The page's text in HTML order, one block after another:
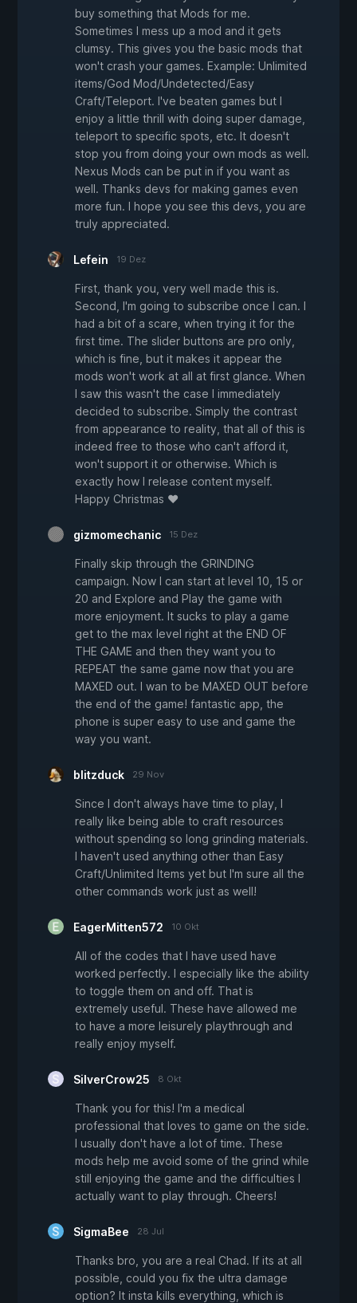
buy something that Mods for me.
Sometimes I mess up a mod and it gets
clumsy. This gives you the basic mods that
won't crash your games. Example: Unlimited
items/God Mod/Undetected/Easy
Craft/Teleport. I've beaten games but I
enjoy a little thrill with doing super damage,
teleport to specific spots, etc. It doesn't
stop you from doing your own mods as well.
Nexus Mods can be put in if you want as
well. Thanks devs for making games even
more fun. I hope you see this devs, you are
truly appreciated.
Lefein 19 Dez
First, thank you, very well made this is.
Second, I'm going to subscribe once I can. I
had a bit of a scare, when trying it for the
first time. The slider buttons are pro only,
which is fine, but it makes it appear the
mods won't work at all at first glance. When
I saw this wasn't the case I immediately
decided to subscribe. Simply the contrast
from appearance to reality, that all of this is
indeed free to those who can't afford it,
won't support it or otherwise. Which is
exactly how I release content myself.
Happy Christmas ♥
gizmomechanic 15 Dez
Finally skip through the GRINDING
campaign. Now I can start at level 10, 15 or
20 and Explore and Play the game with
more enjoyment. It sucks to play a game
get to the max level right at the END OF
THE GAME and then they want you to
REPEAT the same game now that you are
MAXED out. I wan to be MAXED OUT before
the end of the game! fantastic app, the
phone is super easy to use and game the
way you want.
blitzduck 29 Nov
Since I don't always have time to play, I
really like being able to craft resources
without spending so long grinding materials.
I haven't used anything other than Easy
Craft/Unlimited Items yet but I'm sure all the
other commands work just as well!
EagerMitten572 10 Okt
All of the codes that I have used have
worked perfectly. I especially like the ability
to toggle them on and off. That is
extremely useful. These have allowed me
to have a more leisurely playthrough and
really enjoy myself.
SilverCrow25 8 Okt
Thank you for this! I'm a medical
professional that loves to game on the side.
I usually don't have a lot of time. These
mods help me avoid some of the grind while
still enjoying the game and the difficulties I
actually want to play through. Cheers!
SigmaBee 28 Jul
Thanks bro, you are a real Chad. If its at all
possible, could you fix the ultra damage
option? It insta kills everything, which is